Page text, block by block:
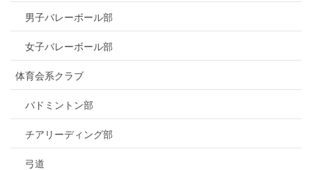
男子バレーボール部
女子バレーボール部
体育会系クラブ
バドミントン部
チアリーディング部
弓道